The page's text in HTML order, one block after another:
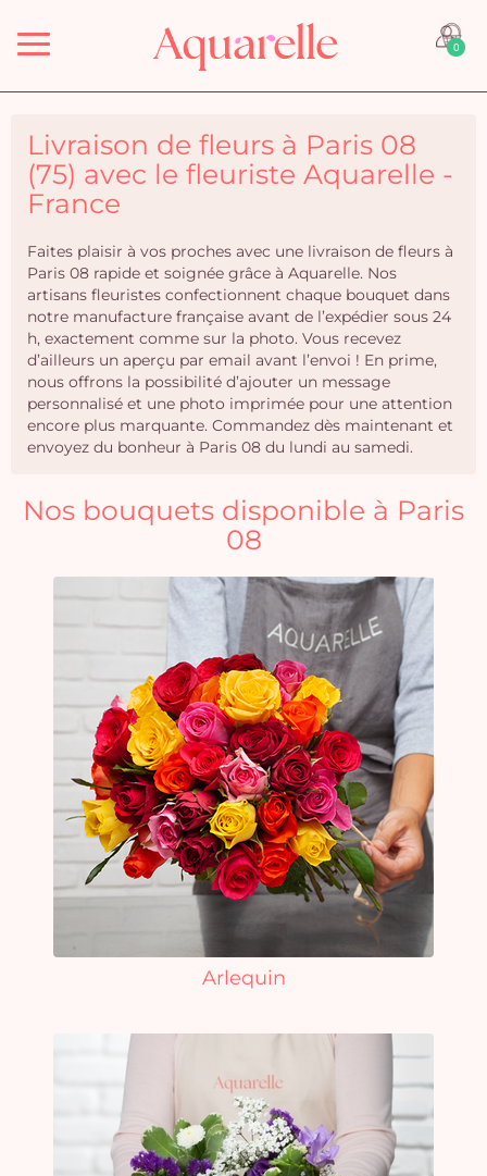
Menu 0
Livraison de fleurs à Paris 08
(75) avec le fleuriste Aquarelle -
France
Faites plaisir à vos proches avec une livraison de fleurs à
Paris 08 rapide et soignée grâce à Aquarelle. Nos
artisans fleuristes confectionnent chaque bouquet dans
notre manufacture française avant de l’expédier sous 24
h, exactement comme sur la photo. Vous recevez
d’ailleurs un aperçu par email avant l’envoi ! En prime,
nous offrons la possibilité d’ajouter un message
personnalisé et une photo imprimée pour une attention
encore plus marquante. Commandez dès maintenant et
envoyez du bonheur à Paris 08 du lundi au samedi.
Nos bouquets disponible à Paris
08
Arlequin